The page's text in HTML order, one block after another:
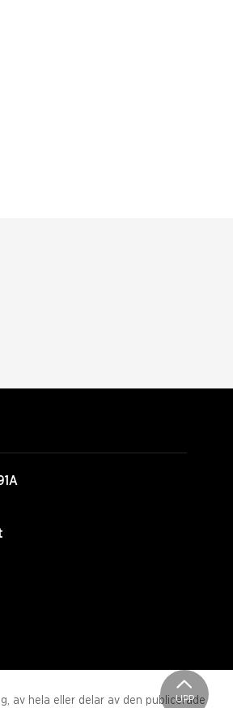
UPP
av hela eller delar av den publicerade